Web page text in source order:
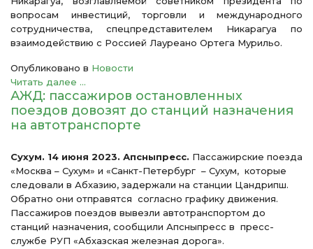
вопросам инвестиций, торговли и международного
сотрудничества, спецпредставителем Никарагуа по
взаимодействию с Россией Лауреано Ортега Мурильо.
Опубликовано в Новости
Читать далее ...
АЖД: пассажиров остановленных
поездов довозят до станций назначения
на автотранспорте
Сухум. 14 июня 2023. Апсныпресс. Пассажирские поезда
«Москва – Сухум» и «Санкт-Петербург ­ – Сухум, которые
следовали в Абхазию, задержали на станции Цандрипш.
Обратно они отправятся согласно графику движения.
Пассажиров поездов вывезли автотранспортом до
станций назначения, сообщили Апсныпресс в пресс-
службе РУП «Абхазская железная дорога».